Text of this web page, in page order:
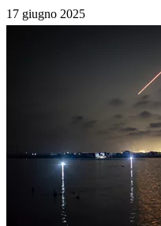
17 giugno 2025